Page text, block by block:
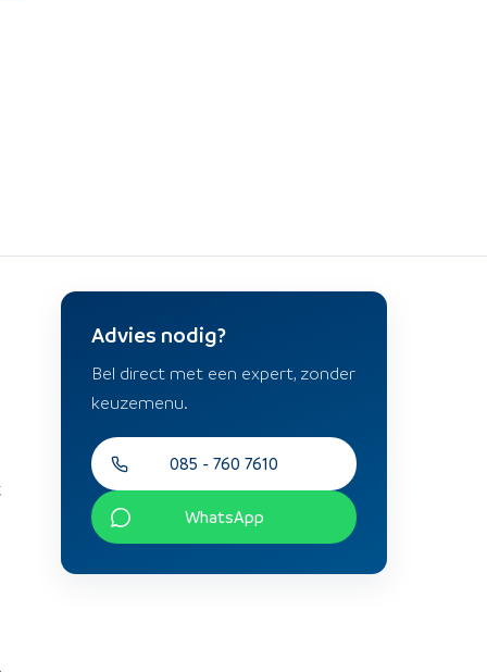
Advies nodig?
Bel direct met een expert, zonder
keuzemenu.
085 - 760 7610
WhatsApp